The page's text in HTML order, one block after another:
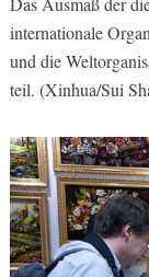
internationale
und die
teil. (Xinhua/Sui